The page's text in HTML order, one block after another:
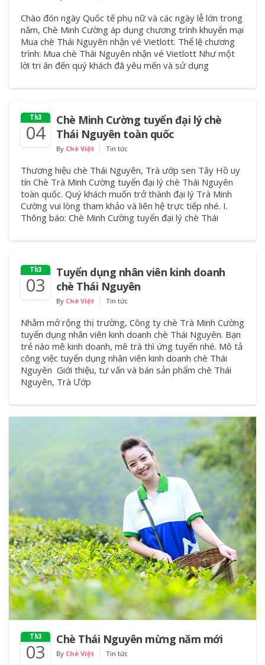
Chào đón ngày Quốc tế phụ nữ và các ngày lễ lớn trong
năm, Chè Minh Cường áp dụng chương trình khuyến mại
Mua chè Thái Nguyên nhận vé Vietlott. Thể lệ chương
trình: Mua chè Thái Nguyên nhận vé Vietlott Như một
lời tri ân đến quý khách đã yêu mến và sử dụng
Th3
04
Chè Minh Cường tuyển đại lý chè
Thái Nguyên toàn quốc
By Chè Việt Tin tức
Thương hiệu chè Thái Nguyên, Trà ướp sen Tây Hồ uy
tín Chè Trà Minh Cường tuyển đại lý chè Thái Nguyên
toàn quốc. Quý khách muốn trở thành đại lý Trà Minh
Cường vui lòng tham khảo và liên hệ trực tiếp nhé. I.
Thông báo: Chè Minh Cường tuyển đại lý chè Thái
Th3
03
Tuyển dụng nhân viên kinh doanh
chè Thái Nguyên
By Chè Việt Tin tức
Nhằm mở rộng thị trường, Công ty chè Trà Minh Cường
tuyển dụng nhân viên kinh doanh chè Thái Nguyên. Bạn
trẻ nào mê kinh doanh, mê trà thì ứng tuyển nhé. Mô tả
công việc tuyển dụng nhân viên kinh doanh chè Thái
Nguyên Giới thiệu, tư vấn và bán sản phẩm chè Thái
Nguyên, Trà Ướp
Th3
03
Chè Thái Nguyên mừng năm mới
By Chè Việt Tin tức